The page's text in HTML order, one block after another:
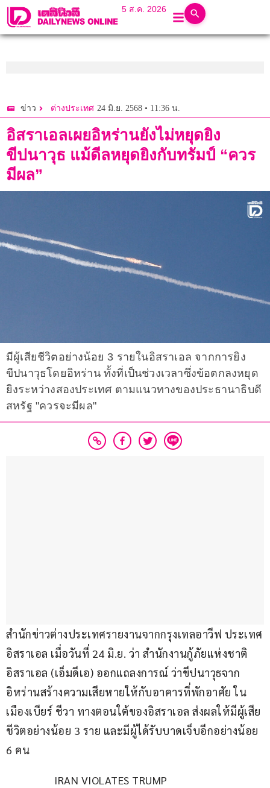
5 ส.ค. 2026
ข่าว ต่างประเทศ 24 มิ.ย. 2568 • 11:36 น.
อิสราเอลเผยอิหร่านยังไม่หยุดยิง
ขีปนาวุธ แม้ดีลหยุดยิงกับทรัมป์ “ควร
มีผล”
มีผู้เสียชีวิตอย่างน้อย 3 รายในอิสราเอล จากการยิง
ขีปนาวุธโดยอิหร่าน ทั้งที่เป็นช่วงเวลาซึ่งข้อตกลงหยุด
ยิงระหว่างสองประเทศ ตามแนวทางของประธานาธิบดี
สหรัฐ "ควรจะมีผล"
สำนักข่าวต่างประเทศรายงานจากกรุงเทลอาวีฟ ประเทศ
อิสราเอล เมื่อวันที่ 24 มิ.ย. ว่า สำนักงานกู้ภัยแห่งชาติ
อิสราเอล (เอ็มดีเอ) ออกแถลงการณ์ ว่าขีปนาวุธจาก
อิหร่านสร้างความเสียหายให้กับอาคารที่พักอาศัย ใน
เมืองเบียร์ ชีวา ทางตอนใต้ของอิสราเอล ส่งผลให้มีผู้เสีย
ชีวิตอย่างน้อย 3 ราย และมีผู้ได้รับบาดเจ็บอีกอย่างน้อย
6 คน
IRAN VIOLATES TRUMP